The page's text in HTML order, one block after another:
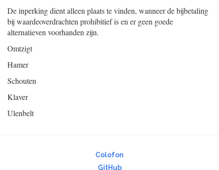
De inperking dient alleen plaats te vinden, wanneer de bijbetaling
bij waardeoverdrachten prohibitief is en er geen goede
alternatieven voorhanden zijn.
Omtzigt
Hamer
Schouten
Klaver
Ulenbelt
Colofon
GitHub